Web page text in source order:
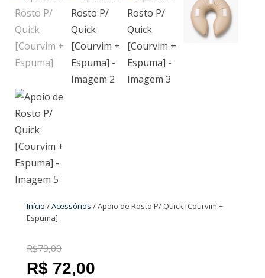
Início /Acessórios / Apoio de Rosto P/ Quick [Courvim +
Espuma]
R$79,00
R$ 79,00
R$ 72,00